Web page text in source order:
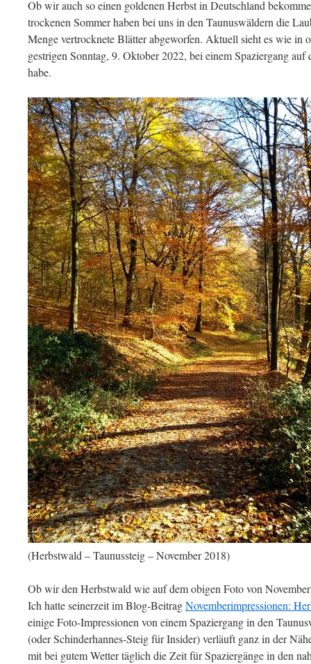
Ob wir auch so einen goldenen Herbst in Deutschland
trockenen Sommer haben bei uns in den Taunuswäldern die
Menge vertrocknete Blätter abgeworfen. Aktuell sieht es wie in
gestrigen Sonntag, 9. Oktober 2022, bei einem Spaziergang auf
habe.
(Herbstwald – Taunussteig – November 2018)
Ob wir den Herbstwald wie auf dem obigen Foto von
Ich hatte seinerzeit im Blog-BeitragNovemberimpressionen:
einige Foto-Impressionen von einem Spaziergang in den
(oder Schinderhannes-Steig für Insider) verläuft ganz in der
mit bei gutem Wetter täglich die Zeit für Spaziergänge in den